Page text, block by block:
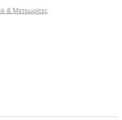
& Μετεωρίτες